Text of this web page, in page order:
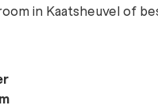
in Kaatsheuvel of